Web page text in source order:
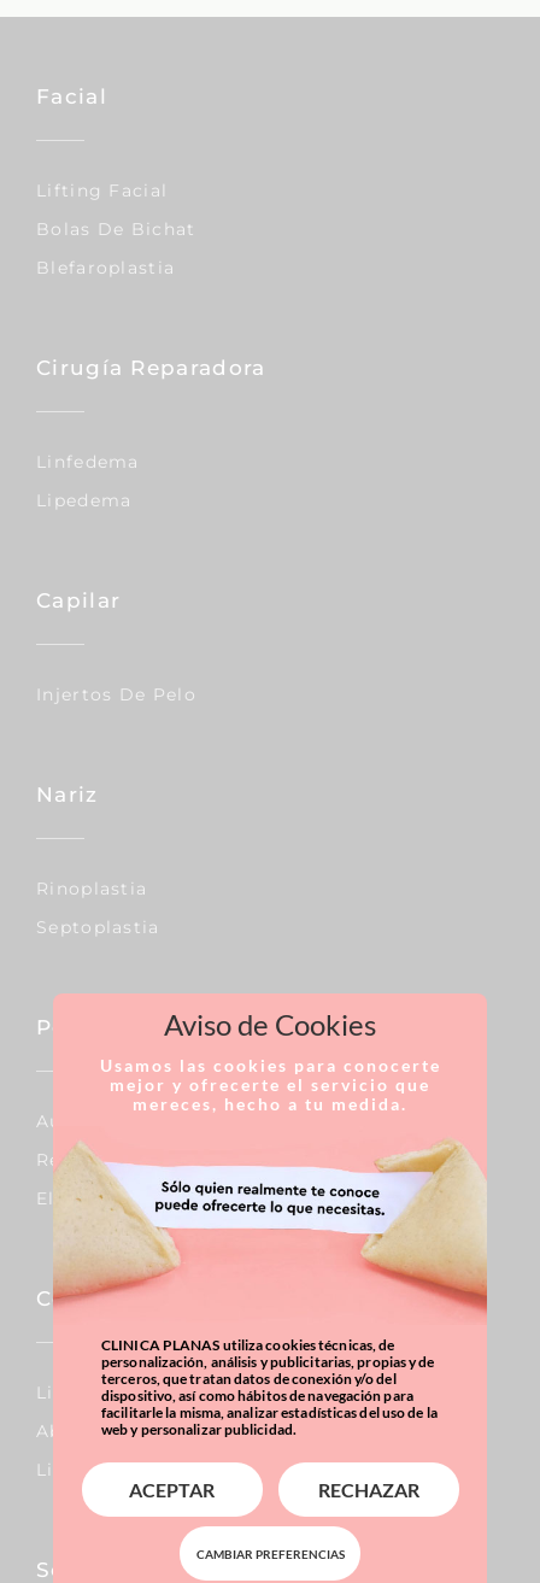
Facial
Lifting Facial
Bolas De Bichat
Blefaroplastia
Cirugía Reparadora
Linfedema
Lipedema
Capilar
Injertos De Pelo
Nariz
Rinoplastia
Septoplastia
Pecho
Aumento De Pecho
Reducción De Pecho
Elevación De Pecho
Corporal
Lipo Vaser
Abdominoplastia
Liposucción
Sobrepeso & Obesidad
Aviso de Cookies
Usamos las cookies para conocerte
mejor y ofrecerte el servicio que
mereces, hecho a tu medida.
CLINICA PLANAS utiliza cookies técnicas, de
personalización, análisis y publicitarias, propias y de
terceros, que tratan datos de conexión y/o del
dispositivo, así como hábitos de navegación para
facilitarle la misma, analizar estadísticas del uso de la
web y personalizar publicidad.
ACEPTAR RECHAZAR
CAMBIAR PREFERENCIAS